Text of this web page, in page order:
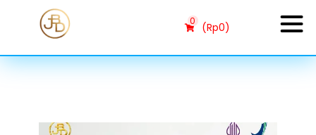
0 (Rp0)